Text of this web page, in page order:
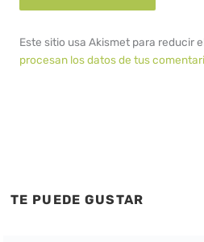
Este sitio usa Akismet para reducir
procesan los datos de tus
TE PUEDE GUSTAR